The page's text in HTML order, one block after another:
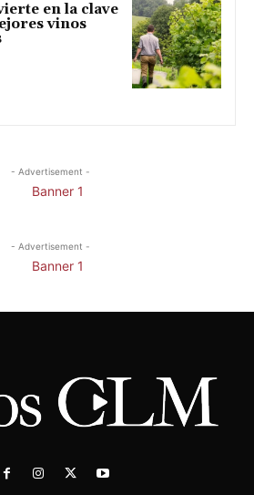
en la clave
vinos
- Advertisement -
- Advertisement -